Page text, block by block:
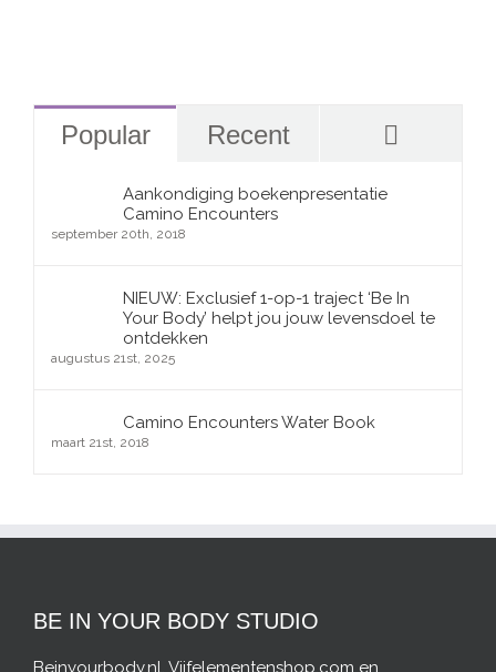
Popular Recent
Aankondiging boekenpresentatie
Camino Encounters
september 20th, 2018
NIEUW: Exclusief 1-op-1 traject ‘Be In
Your Body’ helpt jou jouw levensdoel te
ontdekken
augustus 21st, 2025
Camino Encounters Water Book
maart 21st, 2018
BE IN YOUR BODY STUDIO
Beinyourbody.nl, Vijfelementenshop.com en